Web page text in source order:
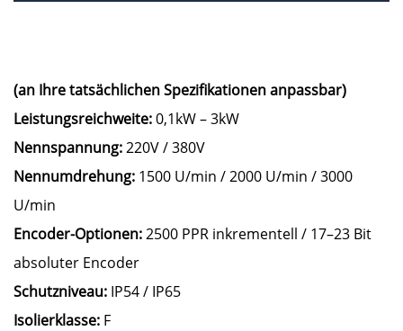
(an Ihre tatsächlichen Spezifikationen anpassbar)
Leistungsreichweite:0,1kW – 3kW
Nennspannung:220V / 380V
Nennumdrehung: 1500 U/min / 2000 U/min / 3000
U/min
Encoder-Optionen:2500 PPR inkrementell / 17–23 Bit
absoluter Encoder
Schutzniveau: IP54 / IP65
Isolierklasse: F